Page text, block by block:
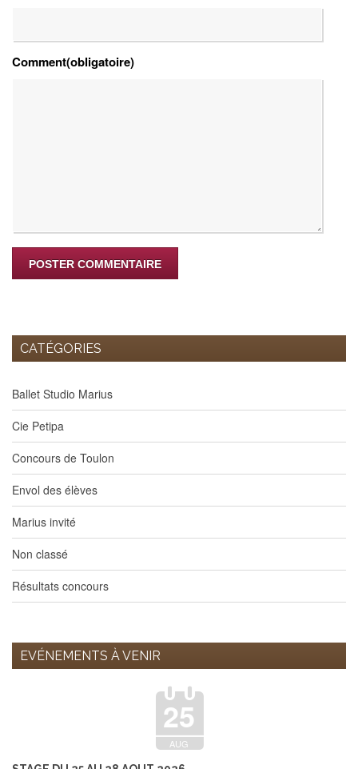
Comment(obligatoire)
CATÉGORIES
Ballet Studio Marius
Cie Petipa
Concours de Toulon
Envol des élèves
Marius invité
Non classé
Résultats concours
EVÉNEMENTS À VENIR
25
AUG